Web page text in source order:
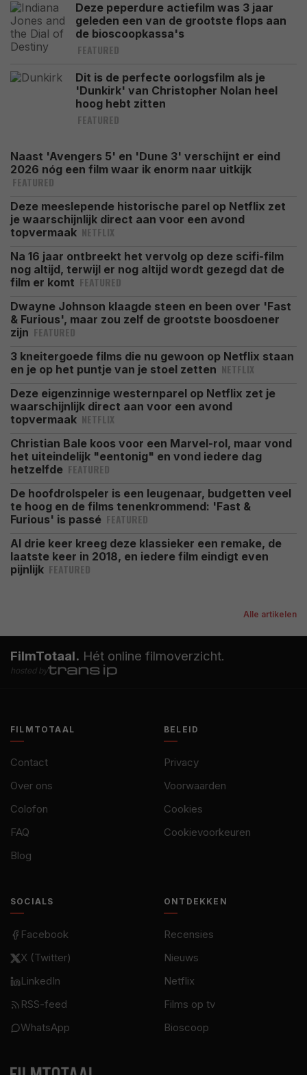
Deze peperdure actiefilm was 3 jaar
geleden een van de grootste flops aan
de bioscoopkassa's
FEATURED
Dit is de perfecte oorlogsfilm als je
'Dunkirk' van Christopher Nolan heel
hoog hebt zitten
FEATURED
Naast 'Avengers 5' en 'Dune 3' verschijnt er eind
2026 nóg een film waar ik enorm naar uitkijk
FEATURED
Deze meeslepende historische parel op Netflix zet
je waarschijnlijk direct aan voor een avond
topvermaak NETFLIX
Na 16 jaar ontbreekt het vervolg op deze scifi-film
nog altijd, terwijl er nog altijd wordt gezegd dat de
film er komt FEATURED
Dwayne Johnson klaagde steen en been over 'Fast
& Furious', maar zou zelf de grootste boosdoener
zijn FEATURED
3 kneitergoede films die nu gewoon op Netflix staan
en je op het puntje van je stoel zetten NETFLIX
Deze eigenzinnige westernparel op Netflix zet je
waarschijnlijk direct aan voor een avond
topvermaak NETFLIX
Christian Bale koos voor een Marvel-rol, maar vond
het uiteindelijk "eentonig" en vond iedere dag
hetzelfde FEATURED
De hoofdrolspeler is een leugenaar, budgetten veel
te hoog en de films tenenkrommend: 'Fast &
Furious' is passé FEATURED
Al drie keer kreeg deze klassieker een remake, de
laatste keer in 2018, en iedere film eindigt even
pijnlijk FEATURED
Alle artikelen
FilmTotaal. Hét online filmoverzicht.
hosted by
FILMTOTAAL
Contact
Over ons
Colofon
FAQ
Blog
BELEID
Privacy
Voorwaarden
Cookies
Cookievoorkeuren
SOCIALS
Facebook
X (Twitter)
LinkedIn
RSS-feed
WhatsApp
ONTDEKKEN
Recensies
Nieuws
Netflix
Films op tv
Bioscoop